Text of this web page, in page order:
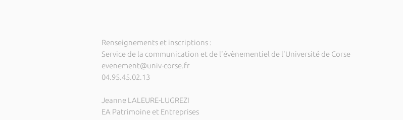
Renseignements et inscriptions :
Service de la communication et de l'évènementiel de l'Université de Corse
evenement@univ-corse.fr
04.95.45.02.13
Jeanne LALEURE-LUGREZI
EA Patrimoine et Entreprises